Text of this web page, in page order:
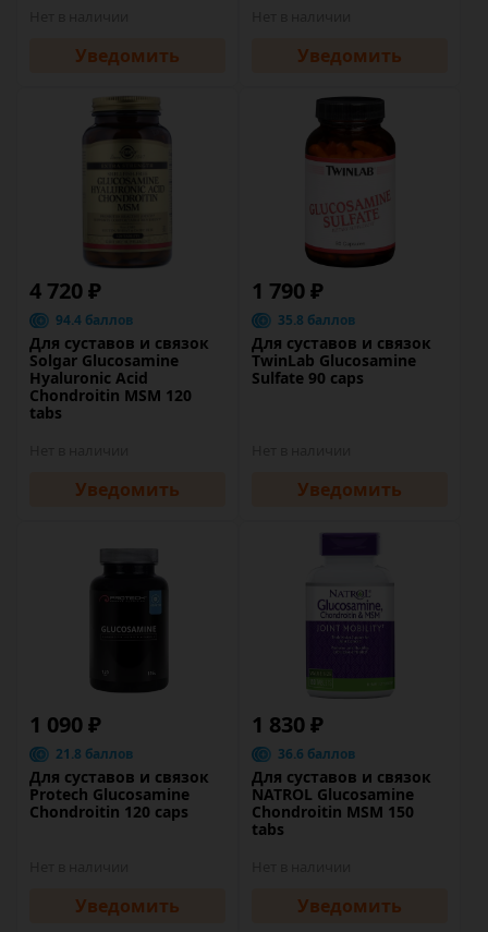
Уведомить Уведомить
4 720 ₽
94.4 баллов
Для суставов и связок
Solgar Glucosamine
Hyaluronic Acid
Chondroitin MSM 120
tabs
Уведомить
1 790 ₽
35.8 баллов
Для суставов и связок
TwinLab Glucosamine
Sulfate 90 caps
Уведомить
1 090 ₽
21.8 баллов
Для суставов и связок
Protech Glucosamine
Chondroitin 120 caps
Уведомить
1 830 ₽
36.6 баллов
Для суставов и связок
NATROL Glucosamine
Chondroitin MSM 150
tabs
Уведомить